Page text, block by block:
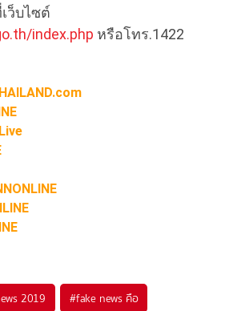
ว็บไซต์
index.php หรือโทร.1422
2019 #fake news คือ